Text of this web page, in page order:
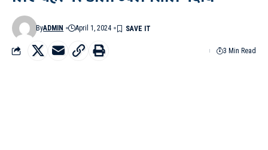
ByADMIN April 1, 2024
3 Min Read